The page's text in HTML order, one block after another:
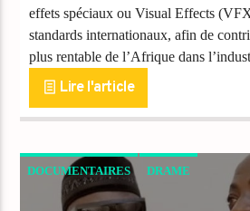
effets spéciaux ou Visual Effects
standards internationaux, afin de
plus rentable de l’Afrique dans
Lire l'article
DOCUMENTAIRES DRAME
FILMS CHRÉTIENS